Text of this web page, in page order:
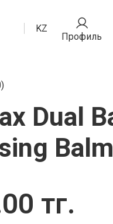
KZ
Профиль
Dual
тг.